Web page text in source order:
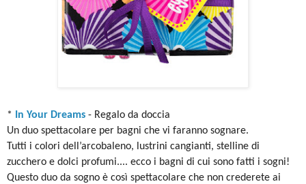
* In Your Dreams - Regalo da doccia
Un duo spettacolare per bagni che vi faranno sognare.
Tutti i colori dell’arcobaleno, lustrini cangianti, stelline di
zucchero e dolci profumi.... ecco i bagni di cui sono fatti i sogni!
Questo duo da sogno è così spettacolare che non crederete ai